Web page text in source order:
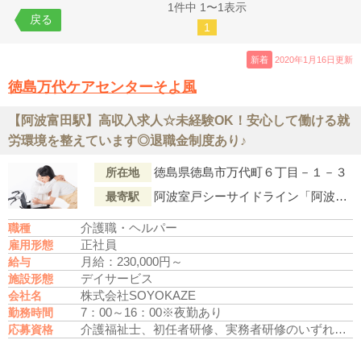
1件中 1〜1表示
1
戻る
新着 2020年1月16日更新
徳島万代ケアセンターそよ風
【阿波富田駅】高収入求人☆未経験OK！安心して働ける就
労環境を整えています◎退職金制度あり♪
所在地 徳島県徳島市万代町６丁目－１－３
最寄駅 阿波室戸シーサイドライン「阿波富田駅」より車で6分
職種 介護職・ヘルパー
雇用形態 正社員
給与 月給：230,000円～
施設形態 デイサービス
会社名 株式会社SOYOKAZE
勤務時間 7：00～16：00※夜勤あり
応募資格 介護福祉士、初任者研修、実務者研修のいずれかの資格をお持ちの方